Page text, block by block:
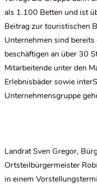
als 1.100 Betten und ist
Beitrag zur touristischen
Unternehmen sind
beschäftigen an über 30
Mitarbeitende unter den
Erlebnisbäder sowie
Unternehmensgruppe
Landrat Sven Gregor,
Ortsteilbürgermeister
in einem